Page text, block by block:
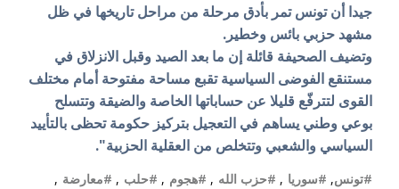
جيدا أن تونس تمر بأدق مرحلة من مراحل تاريخها في ظل
مشهد حزبي بائس وخطير.
وتضيف الصحيفة قائلة إن ما بعد الصيد وقبل الانزلاق في
مستنقع الفوضى السياسية تقبع مساحة مفتوحة أمام مختلف
القوى لتترفّع قليلا عن حساباتها الخاصة والضيقة وتتسلح
بوعي وطني يساهم في التعجيل بتركيز حكومة تحظى بالتأييد
السياسي والشعبي وتتخلص من العقلية الحزبية".
#تونس, #سوريا , #حزب الله , #هجوم , #حلب , #معارضة ,